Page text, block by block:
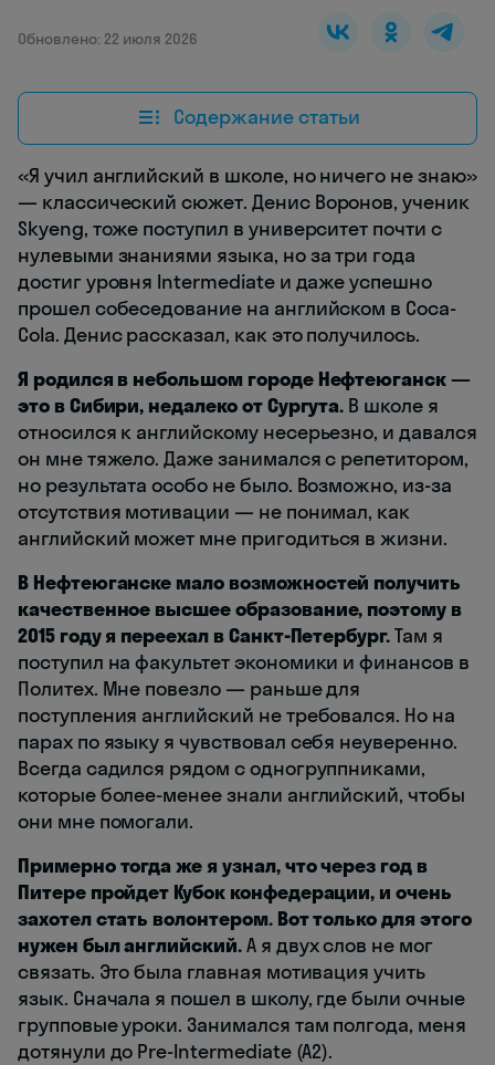
Обновлено: 22 июля 2026
Содержание статьи
«Я учил английский в школе, но ничего не знаю»
— классический сюжет. Денис Воронов, ученик
Skyeng, тоже поступил в университет почти с
нулевыми знаниями языка, но за три года
достиг уровня Intermediate и даже успешно
прошел собеседование на английском в Coca-
Cola. Денис рассказал, как это получилось.
Я родился в небольшом городе Нефтеюганск —
это в Сибири, недалеко от Сургута. В школе я
относился к английскому несерьезно, и давался
он мне тяжело. Даже занимался с репетитором,
но результата особо не было. Возможно, из-за
отсутствия мотивации — не понимал, как
английский может мне пригодиться в жизни.
В Нефтеюганске мало возможностей получить
качественное высшее образование, поэтому в
2015 году я переехал в Санкт-Петербург.Там я
поступил на факультет экономики и финансов в
Политех. Мне повезло — раньше для
поступления английский не требовался. Но на
парах по языку я чувствовал себя неуверенно.
Всегда садился рядом с одногруппниками,
которые более-менее знали английский, чтобы
они мне помогали.
Примерно тогда же я узнал, что через год в
Питере пройдет Кубок конфедерации, и очень
захотел стать волонтером. Вот только для этого
нужен был английский.А я двух слов не мог
связать. Это была главная мотивация учить
язык. Сначала я пошел в школу, где были очные
групповые уроки. Занимался там полгода, меня
дотянули до Pre-Intermediate (A2).